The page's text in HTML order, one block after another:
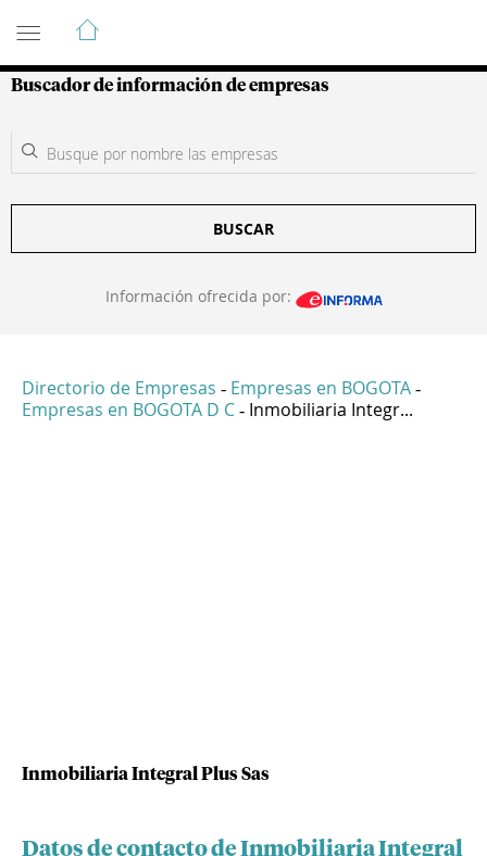
Guía de Empresas Colombianas
Buscador de información de empresas
BUSCAR
Información ofrecida por:
Directorio de Empresas - Empresas en BOGOTA -
Empresas en BOGOTA D C - Inmobiliaria Integr...
Inmobiliaria Integral Plus Sas
Datos de contacto de Inmobiliaria Integral